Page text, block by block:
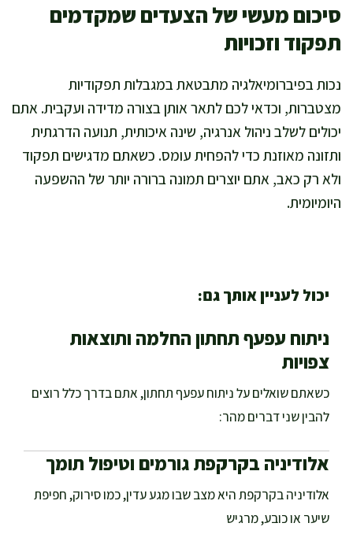
סיכום מעשי של הצעדים שמקדמים
תפקוד וזכויות
נכות בפיברומיאלגיה מתבטאת במגבלות תפקודיות
מצטברות, וכדאי לכם לתאר אותן בצורה מדידה ועקבית. אתם
יכולים לשלב ניהול אנרגיה, שינה איכותית, תנועה הדרגתית
ותזונה מאוזנת כדי להפחית עומס. כשאתם מדגישים תפקוד
ולא רק כאב, אתם יוצרים תמונה ברורה יותר של ההשפעה
היומיומית.
יכול לעניין אותך גם:
ניתוח עפעף תחתון החלמה ותוצאות
צפויות
כשאתם שואלים על ניתוח עפעף תחתון, אתם בדרך כלל רוצים
להבין שני דברים מהר:
אלודיניה בקרקפת גורמים וטיפול תומך
אלודיניה בקרקפת היא מצב שבו מגע עדין, כמו סירוק, חפיפת
שיער או כובע, מרגיש